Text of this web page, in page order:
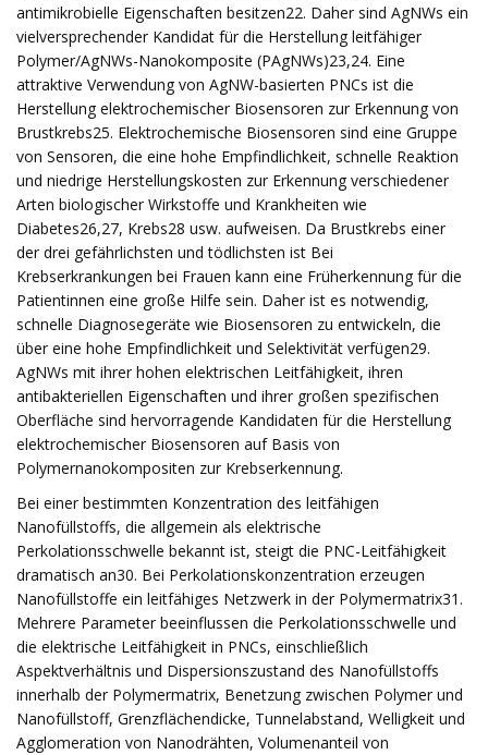
antimikrobielle Eigenschaften besitzen22. Daher sind AgNWs ein
vielversprechender Kandidat für die Herstellung leitfähiger
Polymer/AgNWs-Nanokomposite (PAgNWs)23,24. Eine
attraktive Verwendung von AgNW-basierten PNCs ist die
Herstellung elektrochemischer Biosensoren zur Erkennung von
Brustkrebs25. Elektrochemische Biosensoren sind eine Gruppe
von Sensoren, die eine hohe Empfindlichkeit, schnelle Reaktion
und niedrige Herstellungskosten zur Erkennung verschiedener
Arten biologischer Wirkstoffe und Krankheiten wie
Diabetes26,27, Krebs28 usw. aufweisen. Da Brustkrebs einer
der drei gefährlichsten und tödlichsten ist Bei
Krebserkrankungen bei Frauen kann eine Früherkennung für die
Patientinnen eine große Hilfe sein. Daher ist es notwendig,
schnelle Diagnosegeräte wie Biosensoren zu entwickeln, die
über eine hohe Empfindlichkeit und Selektivität verfügen29.
AgNWs mit ihrer hohen elektrischen Leitfähigkeit, ihren
antibakteriellen Eigenschaften und ihrer großen spezifischen
Oberfläche sind hervorragende Kandidaten für die Herstellung
elektrochemischer Biosensoren auf Basis von
Polymernanokompositen zur Krebserkennung.
Bei einer bestimmten Konzentration des leitfähigen
Nanofüllstoffs, die allgemein als elektrische
Perkolationsschwelle bekannt ist, steigt die PNC-Leitfähigkeit
dramatisch an30. Bei Perkolationskonzentration erzeugen
Nanofüllstoffe ein leitfähiges Netzwerk in der Polymermatrix31.
Mehrere Parameter beeinflussen die Perkolationsschwelle und
die elektrische Leitfähigkeit in PNCs, einschließlich
Aspektverhältnis und Dispersionszustand des Nanofüllstoffs
innerhalb der Polymermatrix, Benetzung zwischen Polymer und
Nanofüllstoff, Grenzflächendicke, Tunnelabstand, Welligkeit und
Agglomeration von Nanodrähten, Volumenanteil von